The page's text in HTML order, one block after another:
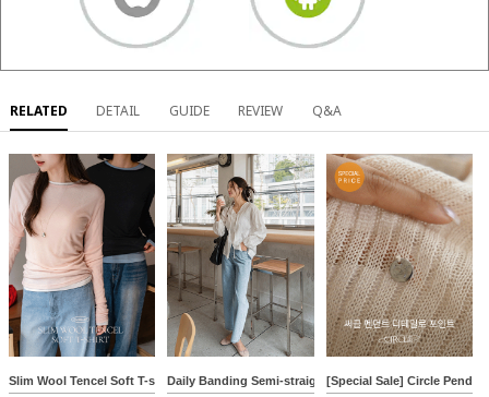
RELATED DETAIL GUIDE REVIEW Q&A
Slim Wool Tencel Soft T-shirtDaily Banding Semi-straight Denim Pants
[Special Sale] Circle